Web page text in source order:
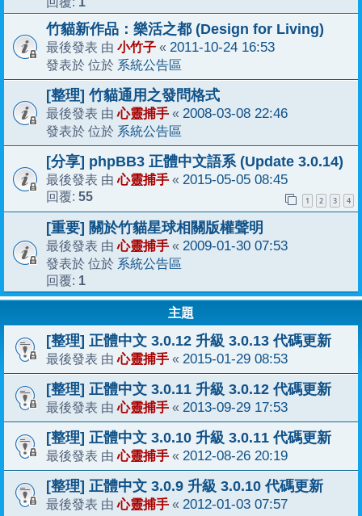
竹貓新作品：樂活之都 (Design for Living)
最後發表 由 小竹子 « 2011-10-24 16:53
發表於 位於 系統公告區
[整理] 竹貓通用之發問格式
最後發表 由心靈捕手 « 2008-03-08 22:46
發表於 位於 系統公告區
[分享] phpBB3 正體中文語系 (Update 3.0.14)
最後發表 由心靈捕手 « 2015-05-05 08:45
回覆: 55 1 2 3 4
[重要] 關於竹貓星球相關版權聲明
最後發表 由心靈捕手 « 2009-01-30 07:53
發表於 位於 系統公告區
回覆: 1
主題
[整理] 正體中文 3.0.12 升級 3.0.13 代碼更新
最後發表 由心靈捕手 « 2015-01-29 08:53
[整理] 正體中文 3.0.11 升級 3.0.12 代碼更新
最後發表 由心靈捕手 « 2013-09-29 17:53
[整理] 正體中文 3.0.10 升級 3.0.11 代碼更新
最後發表 由心靈捕手 « 2012-08-26 20:19
[整理] 正體中文 3.0.9 升級 3.0.10 代碼更新
最後發表 由心靈捕手 « 2012-01-03 07:57